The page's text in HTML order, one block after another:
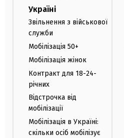
Україні
Звільнення з військової
служби
Мобілізація 50+
Мобілізація жінок
Контракт для 18-24-
річних
Відстрочка від
мобілізації
Мобілізація в Україні:
скільки осіб мобілізує